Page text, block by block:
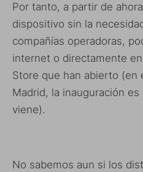
Por tanto, a partir de
dispositivo sin la
compañías operadoras,
internet o directamente
Store que han abierto (en
Madrid, la inauguración
viene).
No sabemos aun si los